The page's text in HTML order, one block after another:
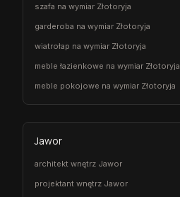
szafa na wymiar Złotoryja
garderoba na wymiar Złotoryja
wiatrołap na wymiar Złotoryja
meble łazienkowe na wymiar Złotoryja
meble pokojowe na wymiar Złotoryja
Jawor
architekt wnętrz Jawor
projektant wnętrz Jawor